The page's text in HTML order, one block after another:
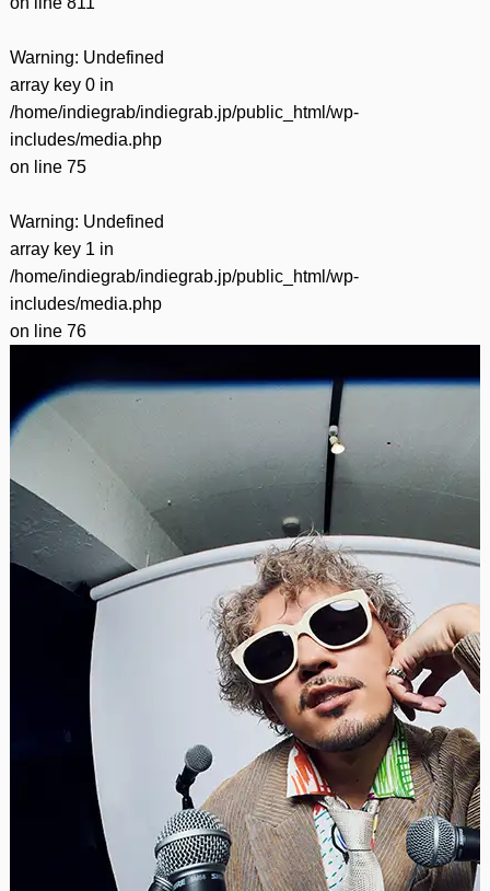
Warning: Undefined
array key 0 in
/home/indiegrab/indiegrab.jp/public_html/wp-
includes/media.php
on line 75
Warning: Undefined
array key 1 in
/home/indiegrab/indiegrab.jp/public_html/wp-
includes/media.php
on line 76